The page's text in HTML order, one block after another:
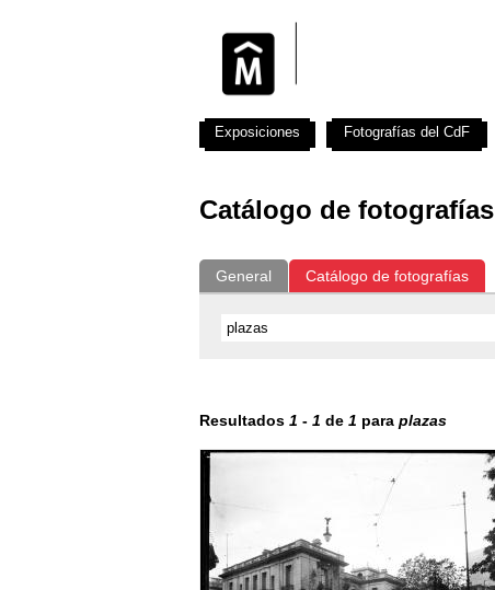
Catálogo de fotografías
General Catálogo de fotografías
Resultados 1 - 1 de 1 para plazas
Exposiciones Fotografías del CdF